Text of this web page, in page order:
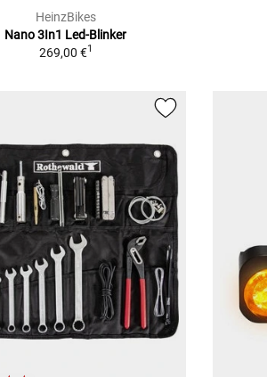
HeinzBikes
Nano 3In1 Led-Blinker
269,00 €1